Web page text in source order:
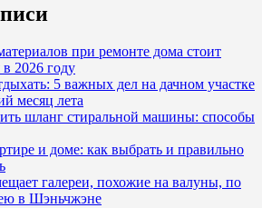
при ремонте дома стоит
в 2026 году
5 важных дел на дачном участке
месяц лета
шланг стиральной машины: способы
и доме: как выбрать и пра­вильно
галереи, похожие на валуны, по
в Шэньчжэне